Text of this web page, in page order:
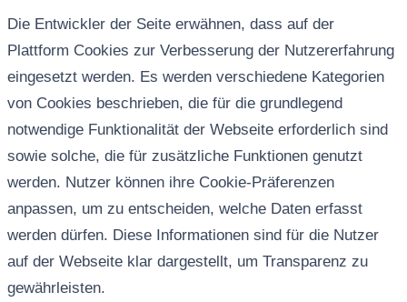
Die Entwickler der Seite erwähnen, dass auf der
Plattform Cookies zur Verbesserung der Nutzererfahrung
eingesetzt werden. Es werden verschiedene Kategorien
von Cookies beschrieben, die für die grundlegend
notwendige Funktionalität der Webseite erforderlich sind
sowie solche, die für zusätzliche Funktionen genutzt
werden. Nutzer können ihre Cookie-Präferenzen
anpassen, um zu entscheiden, welche Daten erfasst
werden dürfen. Diese Informationen sind für die Nutzer
auf der Webseite klar dargestellt, um Transparenz zu
gewährleisten.